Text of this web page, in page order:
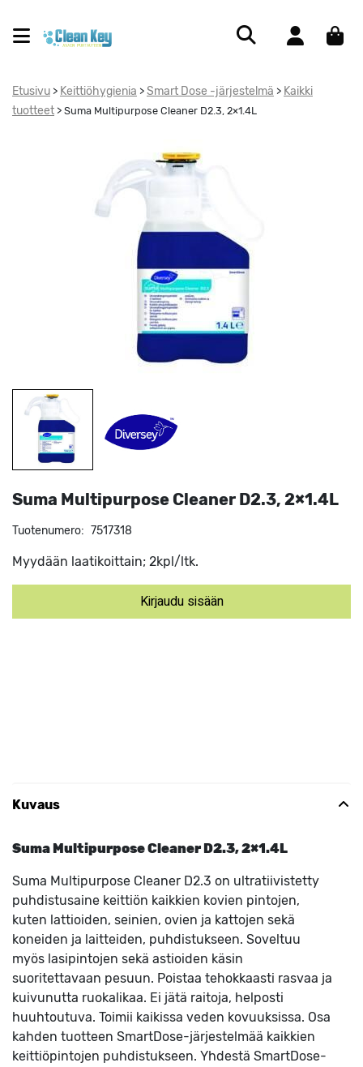
Etusivu > Keittiöhygienia > Smart Dose -järjestelmä > Kaikki
tuotteet > Suma Multipurpose Cleaner D2.3, 2×1.4L
Suma Multipurpose Cleaner D2.3, 2×1.4L
Tuotenumero: 7517318
Myydään laatikoittain; 2kpl/ltk.
Kirjaudu sisään
Kuvaus
Suma Multipurpose Cleaner D2.3, 2×1.4L
Suma Multipurpose Cleaner D2.3 on ultratiivistetty
puhdistusaine keittiön kaikkien kovien pintojen,
kuten lattioiden, seinien, ovien ja kattojen sekä
koneiden ja laitteiden, puhdistukseen. Soveltuu
myös lasipintojen sekä astioiden käsin
suoritettavaan pesuun. Poistaa tehokkaasti rasvaa ja
kuivunutta ruokalikaa. Ei jätä raitoja, helposti
huuhtoutuva. Toimii kaikissa veden kovuuksissa. Osa
kahden tuotteen SmartDose-järjestelmää kaikkien
keittiöpintojen puhdistukseen. Yhdestä SmartDose-